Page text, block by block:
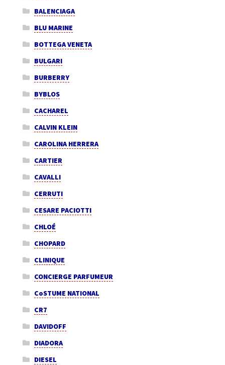
BALENCIAGA
BLU MARINE
BOTTEGA VENETA
BULGARI
BURBERRY
BYBLOS
CACHAREL
CALVIN KLEIN
CAROLINA HERRERA
CARTIER
CAVALLI
CERRUTI
CESARE PACIOTTI
CHLOÉ
CHOPARD
CLINIQUE
CONCIERGE PARFUMEUR
CoSTUME NATIONAL
CR7
DAVIDOFF
DIADORA
DIESEL